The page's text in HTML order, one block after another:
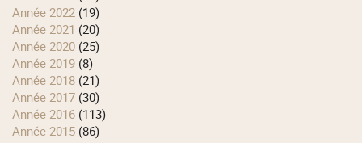
année 2022 (19)
année 2021 (20)
année 2020 (25)
année 2019 (8)
année 2018 (21)
année 2017 (30)
année 2016 (113)
année 2015 (86)